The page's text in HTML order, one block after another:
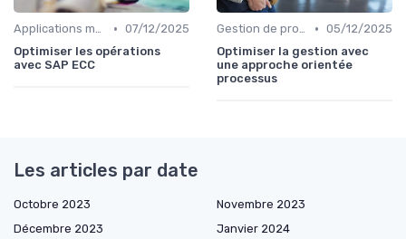
Applications métiers • 07/12/2025
Optimiser les opérations
avec SAP ECC
Gestion de projets • 05/12/2025
Optimiser la gestion avec
une approche orientée
processus
Les articles par date
Octobre 2023
Novembre 2023
Décembre 2023
Janvier 2024